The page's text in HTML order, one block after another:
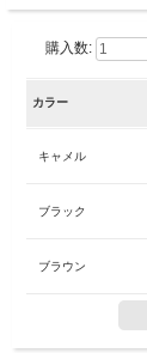
購入数:
カラー
キャメル
ブラック
ブラウン